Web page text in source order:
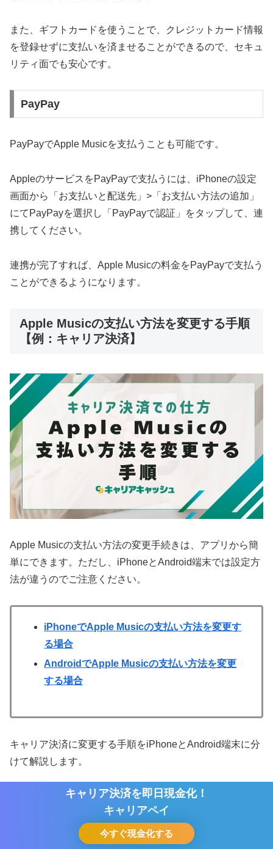
また、ギフトカードを使うことで、クレジットカード情報
を登録せずに支払いを済ませることができるので、セキュ
リティ面でも安心です。
PayPay
PayPayでApple Musicを支払うことも可能です。
AppleのサービスをPayPayで支払うには、iPhoneの設定
画面から「お支払いと配送先」>「お支払い方法の追加」
にてPayPayを選択し「PayPayで認証」をタップして、連
携してください。
連携が完了すれば、Apple Musicの料金をPayPayで支払う
ことができるようになります。
Apple Musicの支払い方法を変更する手順
【例：キャリア決済】
Apple Musicの支払い方法の変更手続きは、アプリから簡
単にできます。ただし、iPhoneとAndroid端末では設定方
法が違うのでご注意ください。
iPhoneでApple Musicの支払い方法を変更す
る場合
AndroidでApple Musicの支払い方法を変更
する場合
キャリア決済に変更する手順をiPhoneとAndroid端末に分
けて解説します。
iPhoneでApple Musicの支払い方法を変更する
キャリア決済を即日現金化！
キャリアペイ
今すぐ現金化する
キャリア決済を即日現金化！
キャリアペイ
今すぐ現金化する
シェア トップ